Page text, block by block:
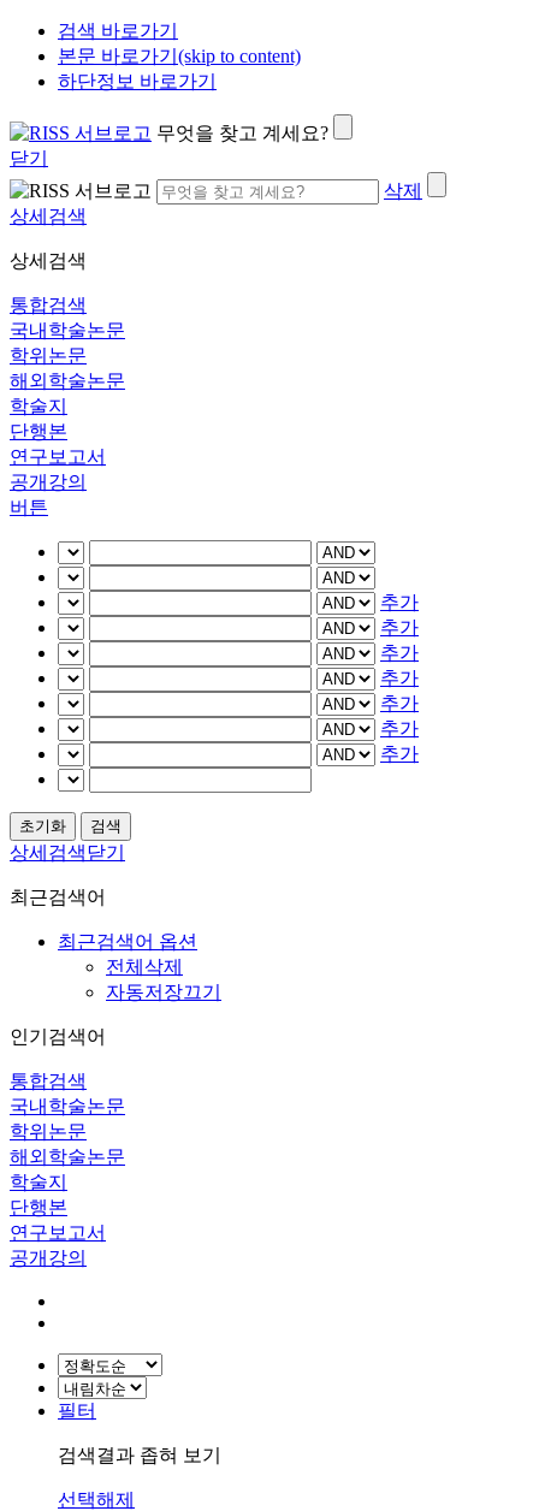
검색 바로가기
본문 바로가기(skip to content)
하단정보 바로가기
무엇을 찾고 계세요?
닫기
삭제
상세검색
상세검색
통합검색
국내학술논문
학위논문
해외학술논문
학술지
단행본
연구보고서
공개강의
버튼
추가
추가
추가
추가
추가
추가
추가
상세검색닫기
최근검색어
최근검색어 옵션
전체삭제
자동저장끄기
인기검색어
통합검색
국내학술논문
학위논문
해외학술논문
학술지
단행본
연구보고서
공개강의
필터
검색결과 좁혀 보기
선택해제